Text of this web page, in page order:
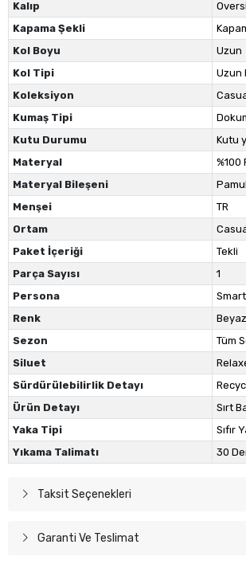
Kalıp
Kapama Şekli
Kol Boyu
Uzun
Kol Tipi
Uzun
Koleksiyon
Kumaş Tipi
Kutu Durumu
Kutu
Materyal
%100
Materyal Bileşeni
Menşei
TR
Ortam
Paket İçeriği
Tekli
Parça Sayısı
1
Persona
Smart
Renk
Beyaz
Sezon
Tüm
Siluet
Sürdürülebilirlik Detayı
Ürün Detayı
Sırt
Yaka Tipi
Sıfır
Yıkama Talimatı
30
Taksit Seçenekleri
Garanti Ve Teslimat